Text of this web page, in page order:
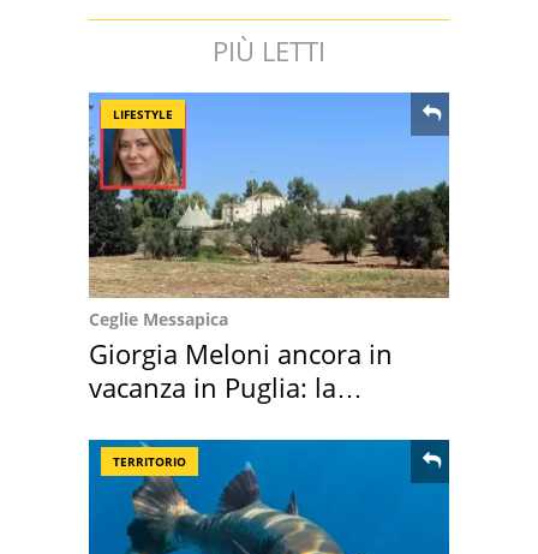
PIÙ LETTI
LIFESTYLE
Ceglie Messapica
Giorgia Meloni ancora in
vacanza in Puglia: la
TERRITORIO